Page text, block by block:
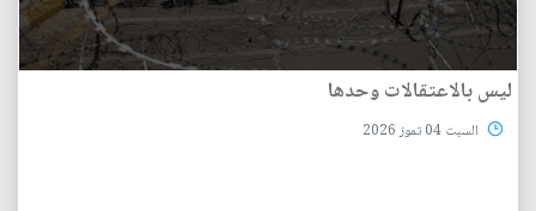
ليس بالاعتقالات وحدها
السبت 04 تموز 2026